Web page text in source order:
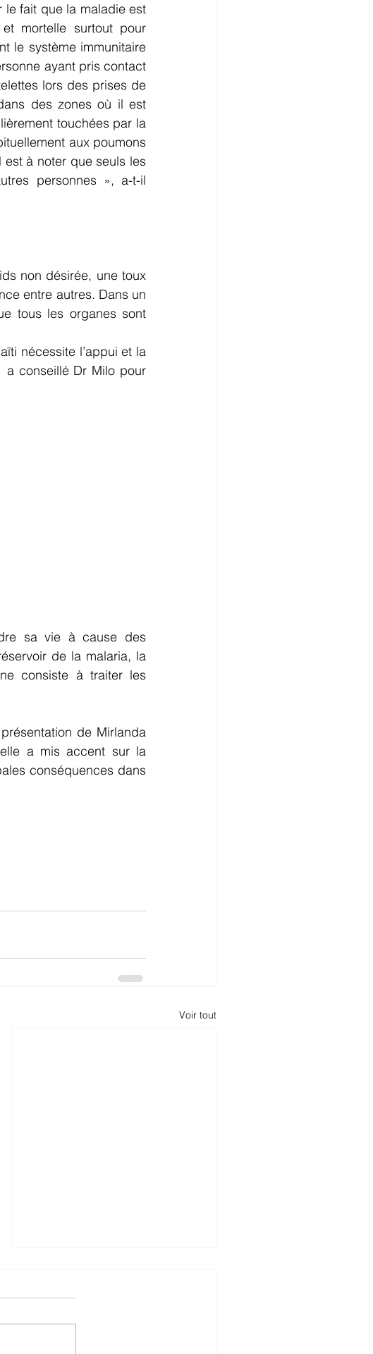
le fait que la maladie est
mortelle surtout pour
le système immunitaire
ayant pris contact
lors des prises de
des zones où il est
touchées par la
aux poumons
est à noter que seuls les
personnes », a-t-il
non désirée, une toux
entre autres. Dans un
tous les organes sont
nécessite l’appui et la
a conseillé Dr Milo pour
sa vie à cause des
de la malaria, la
consiste à traiter les
de Mirlanda
elle a mis accent sur la
conséquences dans
Voir tout